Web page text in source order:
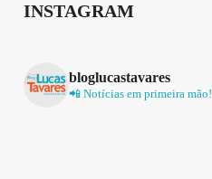
INSTAGRAM
bloglucastavares
📲 Notícias em primeira mão!